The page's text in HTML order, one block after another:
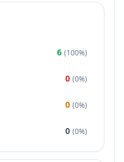
6 (100%)
0 (0%)
0 (0%)
0 (0%)